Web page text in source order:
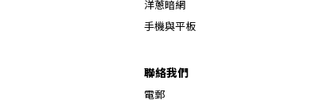
洋蔥暗網
手機與平板
聯絡我們
電郵